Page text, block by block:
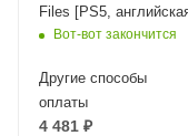
Files [PS5,
версия]
Вот-вот закончится
Другие способы
оплаты
4 481 ₽